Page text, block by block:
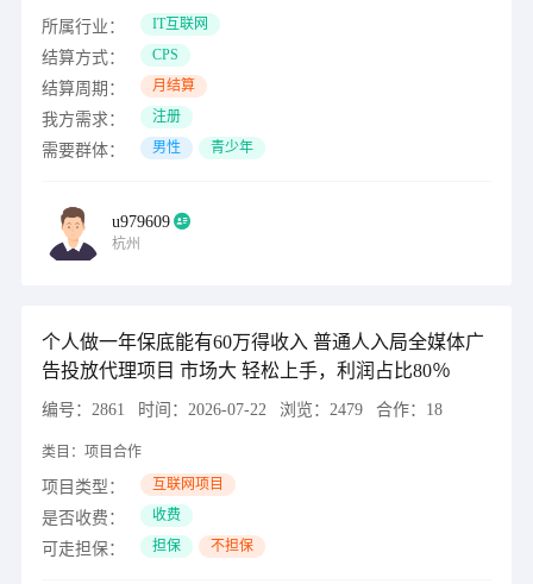
所属行业： IT互联网
结算方式： CPS
结算周期： 月结算
我方需求： 注册
需要群体： 男性 青少年
u979609
杭州
个人做一年保底能有60万得收入 普通人入局全媒体广
告投放代理项目 市场大 轻松上手，利润占比80％
编号： 2861 时间： 2026-07-22 浏览： 2479 合作： 18
类目： 项目合作
项目类型： 互联网项目
是否收费： 收费
可走担保： 担保 不担保